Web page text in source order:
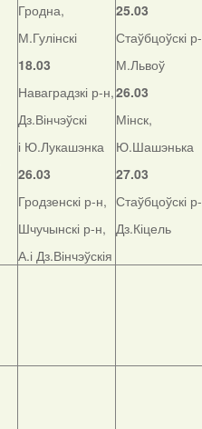
Гродна,
М.Гулінскі
18.03
Наваградзкі р-н,
Дз.Вінчэўскі
і Ю.Лукашэнка
26.03
Гродзенскі р-н,
Шчучынскі р-н,
А.і Дз.Вінчэўскія
25.03
Стаўбцоўскі
М.Львоў
26.03
Мінск,
Ю.Шашэнька
27.03
Стаўбцоўскі
Дз.Кіцель